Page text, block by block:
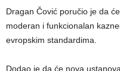
Dragan Čović poručio je da
moderan i funkcionalan
evropskim standardima.
Dodao je da će nova